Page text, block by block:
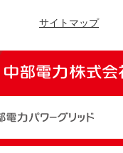
サイトマップ
ンドウを開きます）